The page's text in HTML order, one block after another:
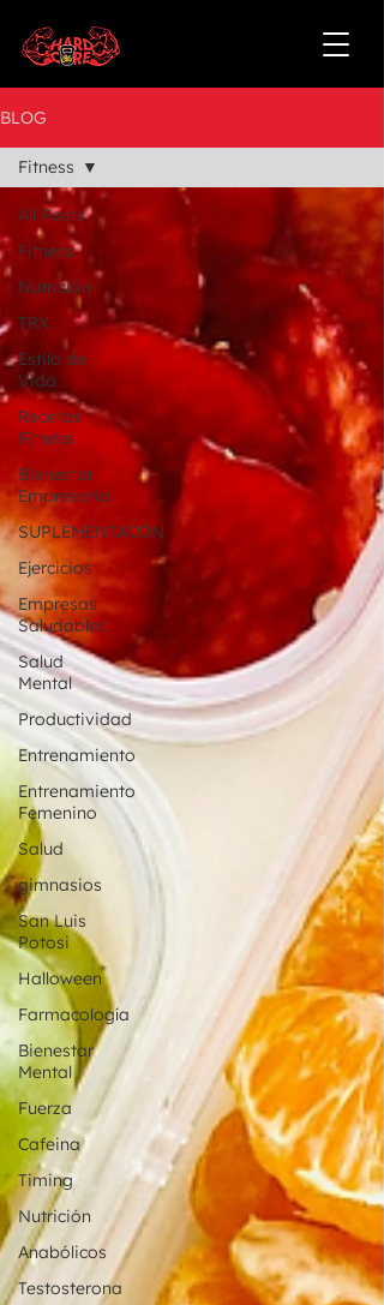
BLOG
All Posts
Fitness
Nutrición
TRX
Estilo de
Vida
Recetas
Fitness
Bienestar
Empresarial
SUPLEMENTACÓN
Ejercicios
Empresas
Saludables
Salud
Mental
Productividad
Entrenamiento
Entrenamiento
Femenino
Salud
gimnasios
San Luis
Potosi
Halloween
Farmacología
Bienestar
Mental
Fuerza
Cafeina
Timing
Nutrición
Anabólicos
Testosterona
Fitness